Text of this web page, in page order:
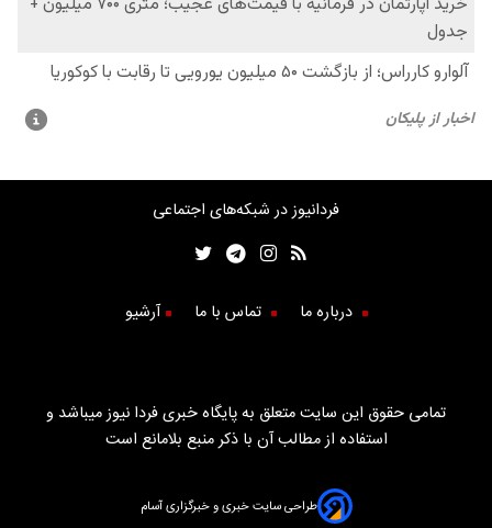
فردانیوز در شبکه‌های اجتماعی
درباره ما تماس با ما آرشیو
تمامی حقوق این سایت متعلق به پایگاه خبری فردا نیوز میباشد و
استفاده از مطالب آن با ذکر منبع بلامانع است
طراحی سایت خبری و خبرگزاری آسام